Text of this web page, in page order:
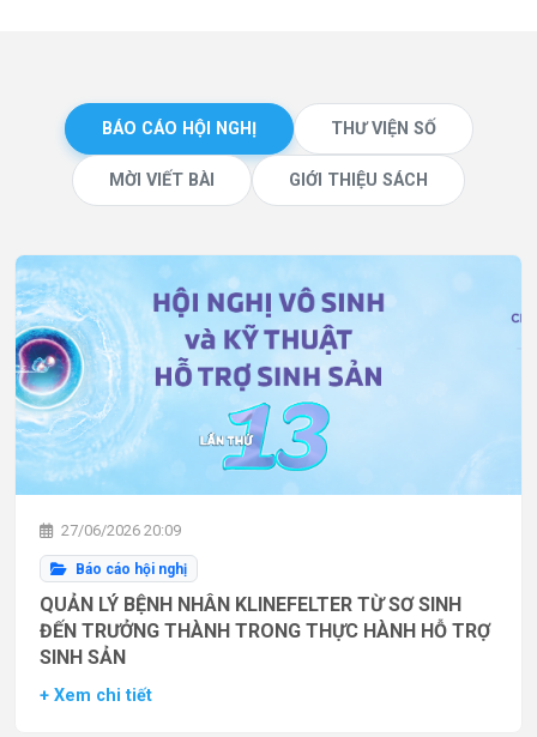
BÁO CÁO HỘI NGHỊ THƯ VIỆN SỐ
MỜI VIẾT BÀI GIỚI THIỆU SÁCH
27/06/2026 20:09
Báo cáo hội nghị
QUẢN LÝ BỆNH NHÂN KLINEFELTER TỪ SƠ SINH
ĐẾN TRƯỞNG THÀNH TRONG THỰC HÀNH HỖ TRỢ
SINH SẢN
+ Xem chi tiết